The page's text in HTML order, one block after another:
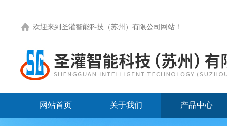
欢迎来到圣灌智能科技（苏州）有限公司网站！
网站首页 关于我们 产品中心